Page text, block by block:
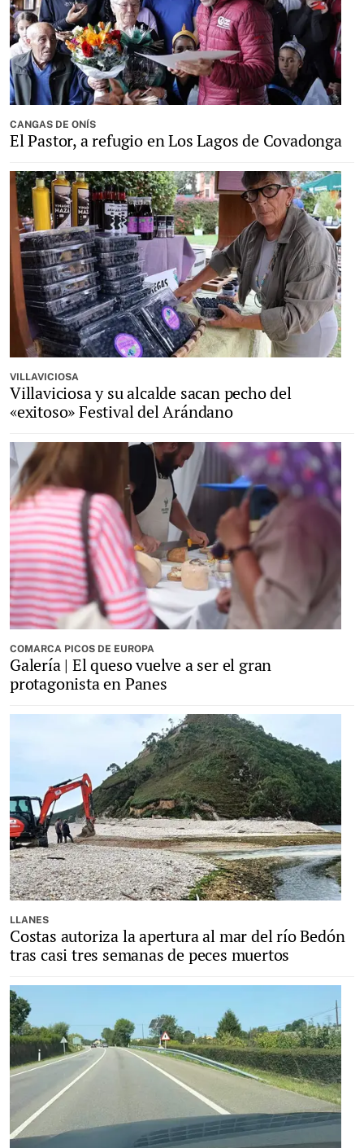
CANGAS DE ONÍS
El Pastor, a refugio en Los Lagos de Covadonga
VILLAVICIOSA
Villaviciosa y su alcalde sacan pecho del
«exitoso» Festival del Arándano
COMARCA PICOS DE EUROPA
Galería | El queso vuelve a ser el gran
protagonista en Panes
LLANES
Costas autoriza la apertura al mar del río Bedón
tras casi tres semanas de peces muertos